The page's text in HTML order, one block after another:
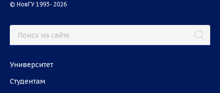
© НовГУ 1993- 2026
Университет
Студентам